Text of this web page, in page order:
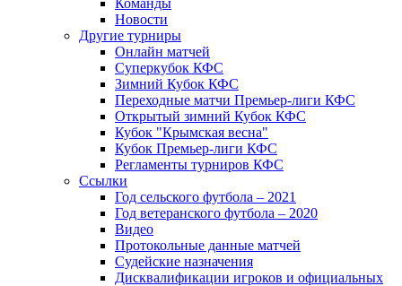
Команды
Новости
Другие турниры
Онлайн матчей
Суперкубок КФС
Зимний Кубок КФС
Переходные матчи Премьер-лиги КФС
Открытый зимний Кубок КФС
Кубок "Крымская весна"
Кубок Премьер-лиги КФС
Регламенты турниров КФС
Ссылки
Год сельского футбола – 2021
Год ветеранского футбола – 2020
Видео
Протокольные данные матчей
Судейские назначения
Дисквалификации игроков и официальных